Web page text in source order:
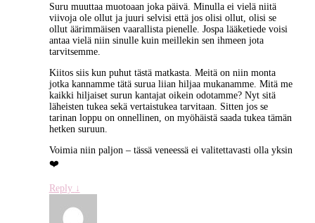
Suru muuttaa muotoaan joka päivä. Minulla ei vielä niitä
viivoja ole ollut ja juuri selvisi että jos olisi ollut, olisi se
ollut äärimmäisen vaarallista pienelle. Jospa lääketiede voisi
antaa vielä niin sinulle kuin meillekin sen ihmeen jota
tarvitsemme.
Kiitos siis kun puhut tästä matkasta. Meitä on niin monta
jotka kannamme tätä surua liian hiljaa mukanamme. Mitä me
kaikki hiljaiset surun kantajat oikein odotamme? Nyt sitä
läheisten tukea sekä vertaistukea tarvitaan. Sitten jos se
tarinan loppu on onnellinen, on myöhäistä saada tukea tämän
hetken suruun.
Voimia niin paljon – tässä veneessä ei valitettavasti olla yksin
❤️
Reply ↓